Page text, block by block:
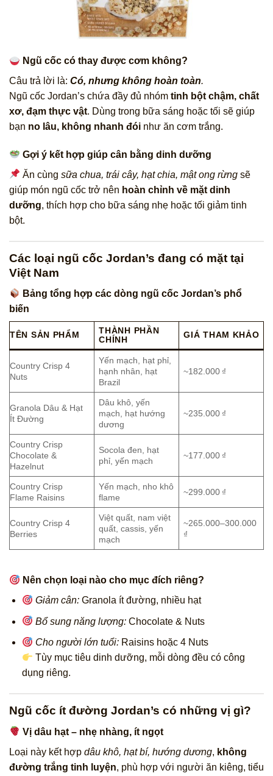
Ngũ cốc có thay được cơm không?
Câu trả lời là: Có, nhưng không hoàn toàn.
Ngũ cốc Jordan’s chứa đầy đủ nhóm tinh bột chậm, chất
xơ, đạm thực vật. Dùng trong bữa sáng hoặc tối sẽ giúp
bạn no lâu, không nhanh đói như ăn cơm trắng.
Gợi ý kết hợp giúp cân bằng dinh dưỡng
Ăn cùngsữa chua, trái cây, hạt chia, mật ong rừng sẽ
giúp món ngũ cốc trở nên hoàn chỉnh về mặt dinh
dưỡng, thích hợp cho bữa sáng nhẹ hoặc tối giảm tinh
bột.
Các loại ngũ cốc Jordan’s đang có mặt tại
Việt Nam
Bảng tổng hợp các dòng ngũ cốc Jordan’s phổ
biến
TÊN SẢN PHẨM
THÀNH PHẦN
CHÍNH
GIÁ THAM KHẢO
Country Crisp 4
Nuts
Yến mạch, hạt phỉ,
hạnh nhân, hạt
Brazil
~182.000 ₫
Granola Dâu & Hạt
Ít Đường
Dâu khô, yến
mạch, hạt hướng
dương
~235.000 ₫
Country Crisp
Chocolate &
Hazelnut
Socola đen, hạt
phỉ, yến mạch
~177.000 ₫
Country Crisp
Flame Raisins
Yến mạch, nho khô
flame
~299.000 ₫
Country Crisp 4
Berries
Việt quất, nam việt
quất, cassis, yến
mạch
~265.000–300.000
₫
Nên chọn loại nào cho mục đích riêng?
Giảm cân: Granola ít đường, nhiều hạt
Bổ sung năng lượng: Chocolate & Nuts
Cho người lớn tuổi: Raisins hoặc 4 Nuts
Tùy mục tiêu dinh dưỡng, mỗi dòng đều có công
dụng riêng.
Ngũ cốc ít đường Jordan’s có những vị gì?
Vị dâu hạt – nhẹ nhàng, ít ngọt
Loại này kết hợp dâu khô, hạt bí, hướng dương, không
đường trắng tinh luyện, phù hợp với người ăn kiêng, tiểu